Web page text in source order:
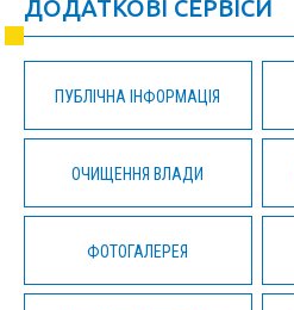
ДОДАТКОВІ СЕРВІСИ
ПУБЛІЧНА ІНФОРМАЦІЯ
ОЧИЩЕННЯ ВЛАДИ
ФОТОГАЛЕРЕЯ